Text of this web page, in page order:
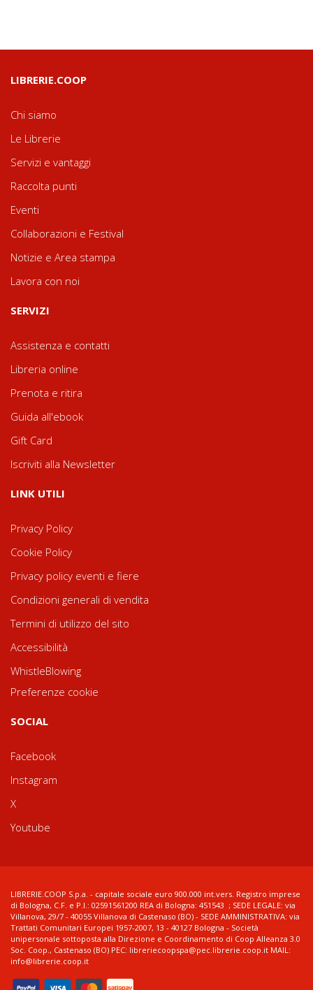
LIBRERIE.COOP
Chi siamo
Le Librerie
Servizi e vantaggi
Raccolta punti
Eventi
Collaborazioni e Festival
Notizie e Area stampa
Lavora con noi
SERVIZI
Assistenza e contatti
Libreria online
Prenota e ritira
Guida all'ebook
Gift Card
Iscriviti alla Newsletter
LINK UTILI
Privacy Policy
Cookie Policy
Privacy policy eventi e fiere
Condizioni generali di vendita
Termini di utilizzo del sito
Accessibilità
WhistleBlowing
Preferenze cookie
SOCIAL
Facebook
Instagram
X
Youtube
LIBRERIE.COOP S.p.a. - capitale sociale euro 900.000 int.vers. Registro imprese
di Bologna, C.F. e P.I.: 02591561200 REA di Bologna: 451543 ; SEDE LEGALE: via
Villanova, 29/7 - 40055 Villanova di Castenaso (BO) - SEDE AMMINISTRATIVA: via
Trattati Comunitari Europei 1957-2007, 13 - 40127 Bologna - Società
unipersonale sottoposta alla Direzione e Coordinamento di Coop Alleanza 3.0
Soc. Coop., Castenaso (BO) PEC: libreriecoopspa@pec.librerie.coop.it MAIL:
info@librerie.coop.it